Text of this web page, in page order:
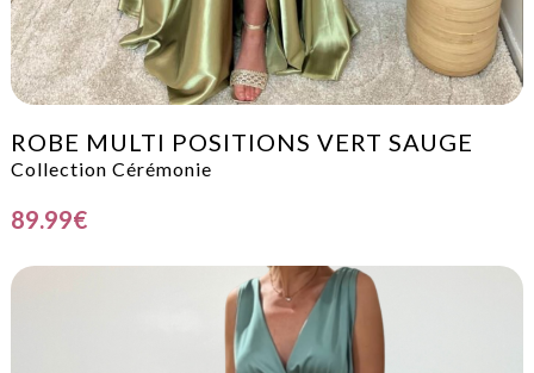
ROBE MULTI POSITIONS VERT SAUGE
Collection Cérémonie
89.99€